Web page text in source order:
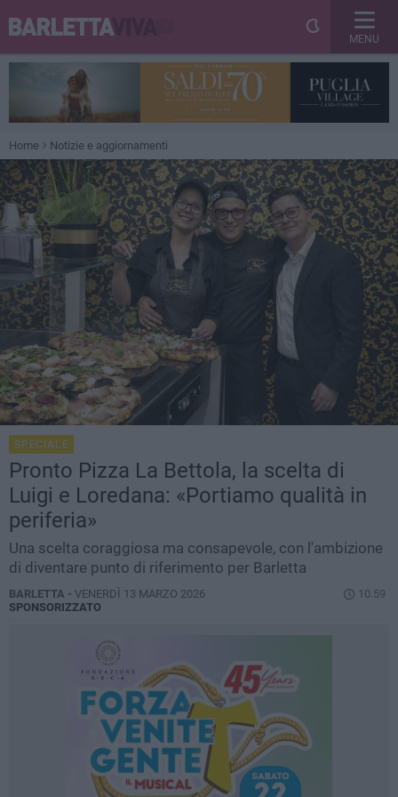
MENU
Home Notizie e aggiornamenti
SPECIALE
Pronto Pizza La Bettola, la scelta di
Luigi e Loredana: «Portiamo qualità in
periferia»
Una scelta coraggiosa ma consapevole, con l'ambizione
di diventare punto di riferimento per Barletta
BARLETTA - VENERDÌ 13 MARZO 2026
10.59
SPONSORIZZATO